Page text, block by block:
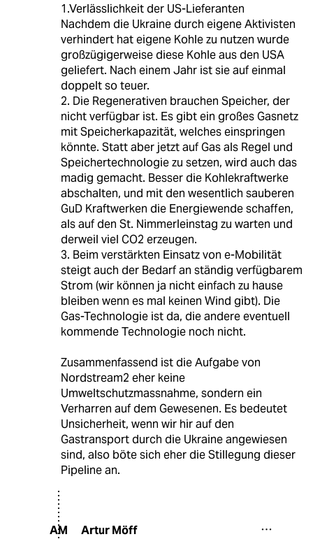
1.Verlässlichkeit der US-Lieferanten
Nachdem die Ukraine durch eigene Aktivisten
verhindert hat eigene Kohle zu nutzen wurde
großzügigerweise diese Kohle aus den USA
geliefert. Nach einem Jahr ist sie auf einmal
doppelt so teuer.
2. Die Regenerativen brauchen Speicher, der
nicht verfügbar ist. Es gibt ein großes Gasnetz
mit Speicherkapazität, welches einspringen
könnte. Statt aber jetzt auf Gas als Regel und
Speichertechnologie zu setzen, wird auch das
madig gemacht. Besser die Kohlekraftwerke
abschalten, und mit den wesentlich sauberen
GuD Kraftwerken die Energiewende schaffen,
als auf den St. Nimmerleinstag zu warten und
derweil viel CO2 erzeugen.
3. Beim verstärkten Einsatz von e-Mobilität
steigt auch der Bedarf an ständig verfügbarem
Strom (wir können ja nicht einfach zu hause
bleiben wenn es mal keinen Wind gibt). Die
Gas-Technologie ist da, die andere eventuell
kommende Technologie noch nicht.
Zusammenfassend ist die Aufgabe von
Nordstream2 eher keine
Umweltschutzmassnahme, sondern ein
Verharren auf dem Gewesenen. Es bedeutet
Unsicherheit, wenn wir hir auf den
Gastransport durch die Ukraine angewiesen
sind, also böte sich eher die Stillegung dieser
Pipeline an.
AM Artur Möff